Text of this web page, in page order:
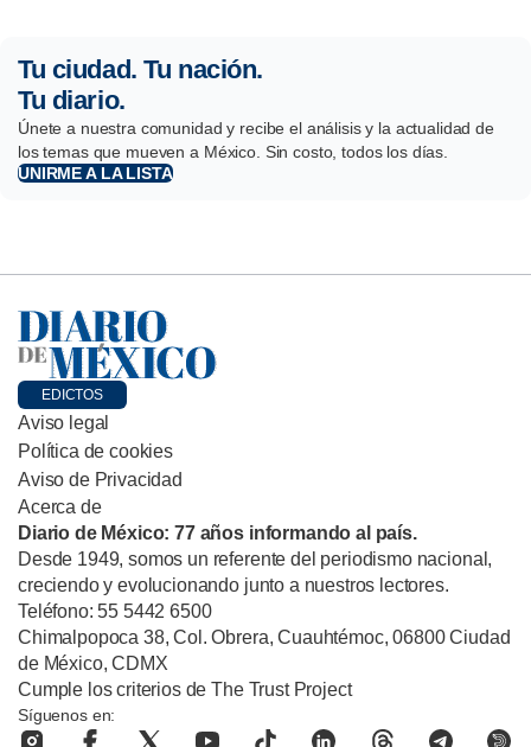
Tu ciudad. Tu nación.
Tu diario.
Únete a nuestra comunidad y recibe el análisis y la actualidad de
los temas que mueven a México. Sin costo, todos los días.
UNIRME A LA LISTA
EDICTOS
Aviso legal
Política de cookies
Aviso de Privacidad
Acerca de
Diario de México: 77 años informando al país.
Desde 1949, somos un referente del periodismo nacional,
creciendo y evolucionando junto a nuestros lectores.
Teléfono: 55 5442 6500
Chimalpopoca 38, Col. Obrera, Cuauhtémoc, 06800 Ciudad
de México, CDMX
Cumple los criterios de The Trust Project
Síguenos en: